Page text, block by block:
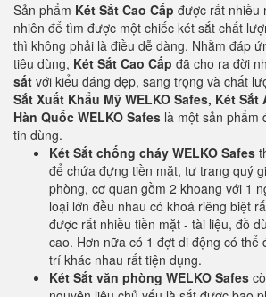
Sản phẩm Két Sắt Cao Cấp được rất nhiều
nhiên để tìm được một chiếc két sắt chất
thì không phải là điều dễ dàng. Nhằm đáp
tiêu dùng, Két Sắt Cao Cấp đã cho ra đời
sắt với kiểu dáng đẹp, sang trọng và chất
Sắt Xuất Khẩu Mỹ WELKO Safes, Két Sắt
Hàn Quốc WELKO Safes là một sản phẩm
tin dùng.
Két Sắt chống cháy WELKO Safes
để chứa đựng tiền mặt, tư trang quý
phòng, cơ quan gồm 2 khoang với 1
loại lớn đều nhau có khoá riêng biệt
được rất nhiều tiền mặt - tài liệu, đồ
cao. Hơn nữa có 1 đợt di động có thể
trí khác nhau rất tiện dụng.
Két Sắt văn phòng WELKO Safes